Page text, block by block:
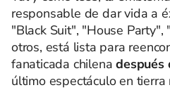
responsable de dar vida a
"Black Suit", "House Party",
otros, está lista para
fanaticada chilenadespués
último espectáculo en tierra